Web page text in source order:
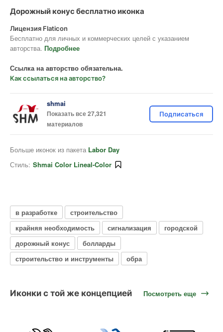
Дорожный конус бесплатно иконка
Лицензия Flaticon
Бесплатно для личных и коммерческих целей с указанием
авторства. Подробнее
Ссылка на авторство обязательна.
Как ссылаться на авторство?
shmai
Показать все 27,321
материалов
Подписаться
Больше иконок из пакета Labor Day
Стиль: Shmai Color Lineal-Color
в разработке
строительство
крайняя необходимость
сигнализация
городской
дорожный конус
болларды
строительство и инструменты
обра
Иконки с той же концепцией Посмотреть еще